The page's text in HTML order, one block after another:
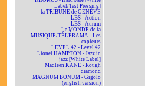
Label/Test Pressing]
la TRIBUNE de GENÈVE
LBS - Action
LBS - Aurum
Le MONDE de la
MUSIQUE/TÉLÉRAMA - Les
copieurs
LEVEL 42 - Level 42
Lionel HAMPTON - Jazz in
jazz [White Label]
Madleen KANE - Rough
diamond
MAGNUM BONUM - Gigolo
(english version)